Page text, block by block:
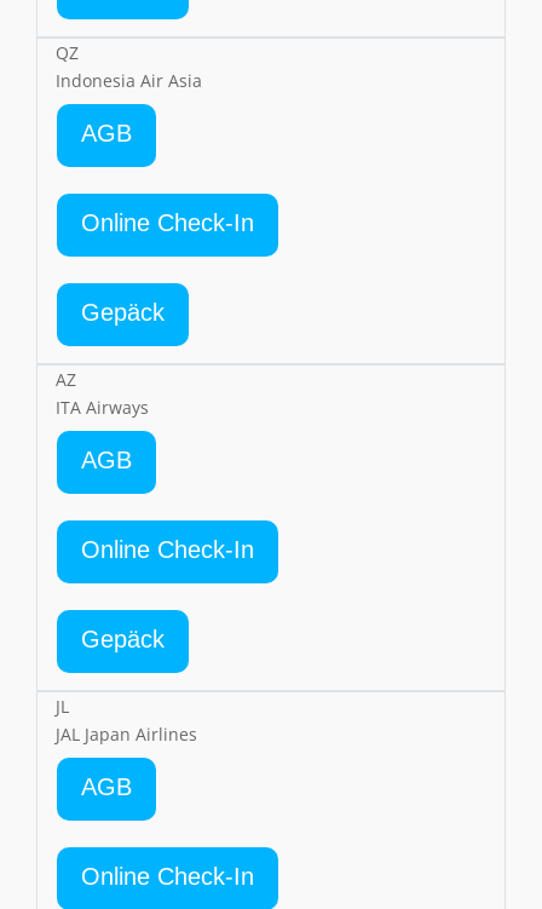
QZ
Indonesia Air Asia
AGB
Online Check-In
Gepäck
AZ
ITA Airways
AGB
Online Check-In
Gepäck
JL
JAL Japan Airlines
AGB
Online Check-In